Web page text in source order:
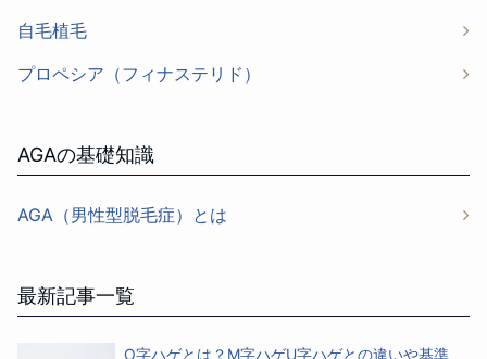
自毛植毛
プロペシア（フィナステリド）
AGAの基礎知識
AGA（男性型脱毛症）とは
最新記事一覧
O字ハゲとは？M字ハゲU字ハゲとの違いや基準、